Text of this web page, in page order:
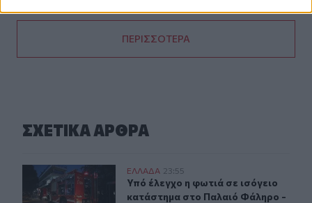
ΠΕΡΙΣΣΟΤΕΡΑ
ΣΧΕΤΙΚA AΡΘΡΑ
Υπό έλεγχο η φωτιά σε ισόγειο κατάστημα στο
ΕΛΛAΔΑ 23:55
Υπό έλεγχο η φωτιά σε ισόγειο
Υπό έλεγχο η φωτιά σε ισόγειο
κατάστημα στο Παλαιό Φάληρο -